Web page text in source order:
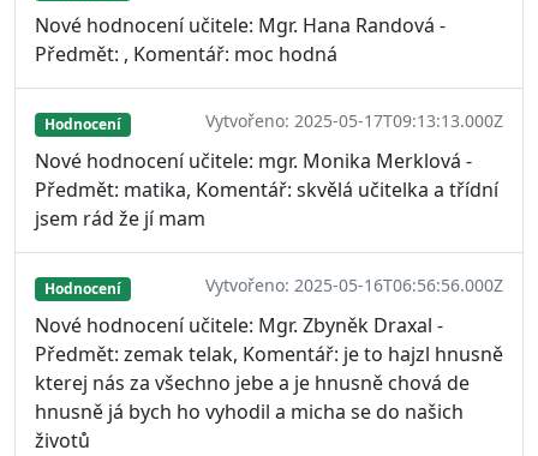
Nové hodnocení učitele: Mgr. Hana Randová -
Předmět: , Komentář: moc hodná
Hodnocení Vytvořeno: 2025-05-17T09:13:13.000Z
Nové hodnocení učitele: mgr. Monika Merklová -
Předmět: matika, Komentář: skvělá učitelka a třídní
jsem rád že jí mam
Hodnocení Vytvořeno: 2025-05-16T06:56:56.000Z
Nové hodnocení učitele: Mgr. Zbyněk Draxal -
Předmět: zemak telak, Komentář: je to hajzl hnusně
kterej nás za všechno jebe a je hnusně chová de
hnusně já bych ho vyhodil a micha se do našich
životů